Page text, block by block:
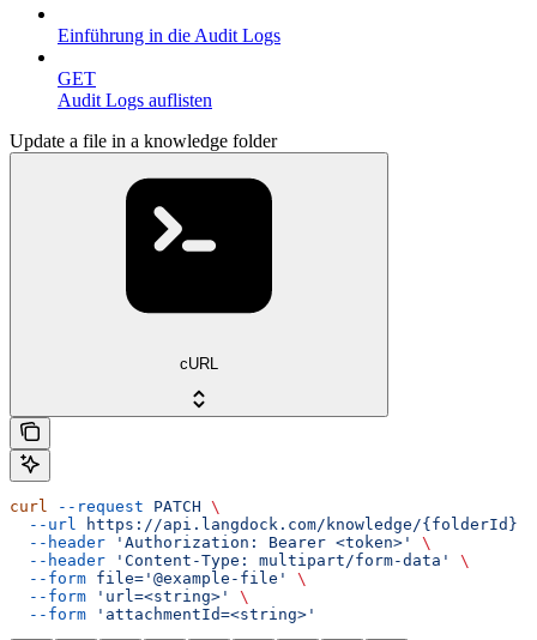
Einführung in die Audit Logs
GET
Audit Logs auflisten
Update a file in a knowledge folder
cURL
curl --request PATCH \
  --url
https://api.langdock.com/knowledge/{folderId}
  --header
'Authorization: Bearer <token>'
\
  --header
'Content-Type: multipart/form-data'
\
  --form
file='@example-file'
\
  --form
'url=<string>'
\
  --form
'attachmentId=<string>'